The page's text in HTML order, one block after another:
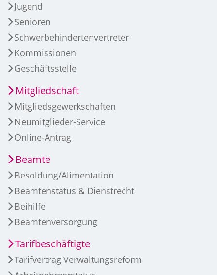
Jugend
Senioren
Schwerbehindertenvertreter
Kommissionen
Geschäftsstelle
Mitgliedschaft
Mitgliedsgewerkschaften
Neumitglieder-Service
Online-Antrag
Beamte
Besoldung/Alimentation
Beamtenstatus & Dienstrecht
Beihilfe
Beamtenversorgung
Tarifbeschäftigte
Tarifvertrag Verwaltungsreform